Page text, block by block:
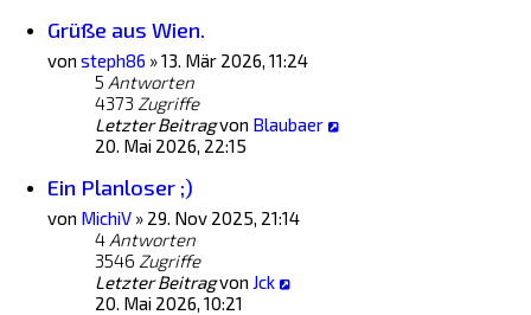
Grüße aus Wien.
von steph86 »13. Mär 2026, 11:24
5 Antworten
4373 Zugriffe
Letzter Beitragvon Blaubaer
20. Mai 2026, 22:15
Ein Planloser ;)
von MichiV » 29. Nov 2025, 21:14
4 Antworten
3546 Zugriffe
Letzter Beitragvon Jck
20. Mai 2026, 10:21